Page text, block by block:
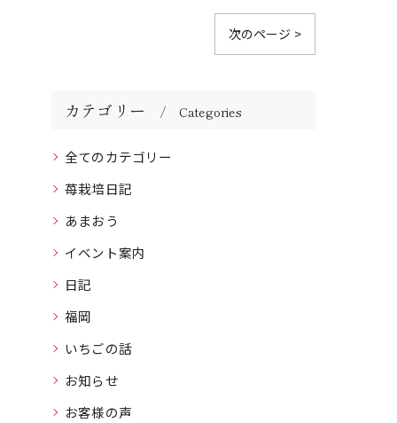
次のページ >
カテゴリー Categories
全てのカテゴリー
苺栽培日記
あまおう
イベント案内
日記
福岡
いちごの話
お知らせ
お客様の声